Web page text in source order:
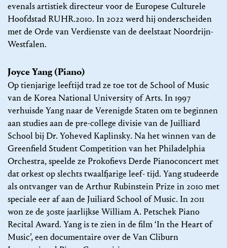
evenals artistiek directeur voor de Europese Culturele
Hoofdstad RUHR.2010. In 2022 werd hij onderscheiden
met de Orde van Verdienste van de deelstaat Noordrijn-
Westfalen.
Joyce Yang (Piano)
Op tienjarige leeftijd trad ze toe tot de School of Music
van de Korea National University of Arts. In 1997
verhuisde Yang naar de Verenigde Staten om te beginnen
aan studies aan de pre-college divisie van de Juilliard
School bij Dr. Yoheved Kaplinsky. Na het winnen van de
Greenfield Student Competition van het Philadelphia
Orchestra, speelde ze Prokofievs Derde Pianoconcert met
dat orkest op slechts twaalfjarige leef- tijd. Yang studeerde
als ontvanger van de Arthur Rubinstein Prize in 2010 met
speciale eer af aan de Juiliard School of Music. In 2011
won ze de 30ste jaarlijkse William A. Petschek Piano
Recital Award. Yang is te zien in de film ‘In the Heart of
Music’, een documentaire over de Van Cliburn